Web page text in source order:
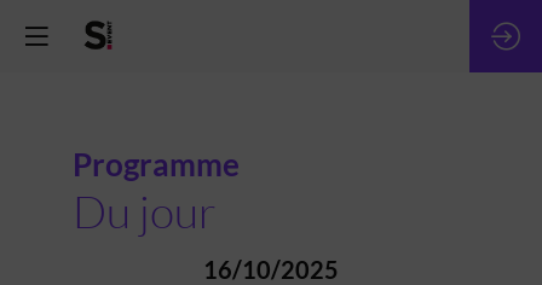
Programme
Du jour
16/10/2025